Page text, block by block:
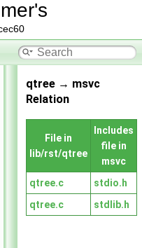
qtree → msvc
Relation
File in
lib/rst/qtree
Includes
file in
msvc
qtree.c
stdio.h
qtree.c
stdlib.h